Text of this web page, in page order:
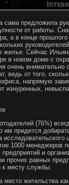
сама предложила
от работы.
а в конце
жилье. Сейчас
в новом доме с
очень внимательно
ведь от того,
напрямую
изнуренных,
(76%)
им придется
исследовательского
1000 менеджеров
предприятий и
прочих равных
месту службы.
жительства